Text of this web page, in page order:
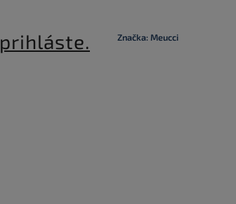
Značka: Meucci
prihláste.